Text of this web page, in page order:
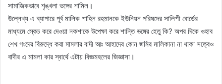
সামাজিকভাবে শৃঙ্খলা ভঙ্গের শামিল।
উল্লেখ্য এ ব্যাপারে পূর্ব মালিক শাহিন রহমানকে ইউনিয়ন পরিষদের সালিশী বোর্ডের
মাধ্যমে স্কেচ করে দেওয়া নকশাকে উপেক্ষা করে শান্তি ভঙ্গের হেতু কি? অপর দিকে ওহাব
শেখ গংদের বিরুদ্ধে করা মামলার বাদী আঃ আহাদের কোন জমির মালিকানা না থাকা সত্বেও
বাদীর এ মামলা কার স্বার্থে এটায় বিজ্ঞমহলের জিজ্ঞাসা।